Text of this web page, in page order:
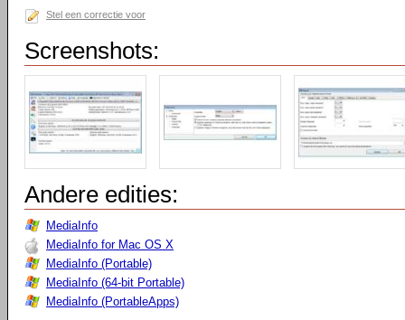
Stel een correctie voor
Screenshots:
Andere edities:
MediaInfo
MediaInfo for Mac OS X
MediaInfo (Portable)
MediaInfo (64-bit Portable)
MediaInfo (PortableApps)